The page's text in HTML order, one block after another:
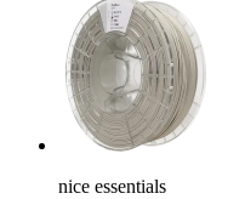
nice essentials